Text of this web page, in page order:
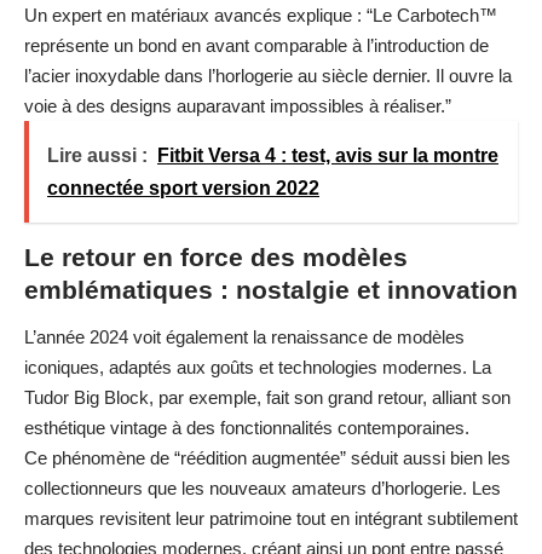
Un expert en matériaux avancés explique : “Le Carbotech™
représente un bond en avant comparable à l’introduction de
l’acier inoxydable dans l’horlogerie au siècle dernier. Il ouvre la
voie à des designs auparavant impossibles à réaliser.”
Lire aussi :
Fitbit Versa 4 : test, avis sur la montre
connectée sport version 2022
Le retour en force des modèles
emblématiques : nostalgie et innovation
L’année 2024 voit également la renaissance de modèles
iconiques, adaptés aux goûts et technologies modernes. La
Tudor Big Block, par exemple, fait son grand retour, alliant son
esthétique vintage à des fonctionnalités contemporaines.
Ce phénomène de “réédition augmentée” séduit aussi bien les
collectionneurs que les nouveaux amateurs d’horlogerie. Les
marques revisitent leur patrimoine tout en intégrant subtilement
des technologies modernes, créant ainsi un pont entre passé